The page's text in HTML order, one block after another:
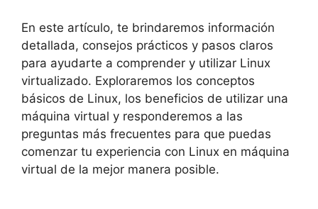
En este artículo, te brindaremos información
detallada, consejos prácticos y pasos claros
para ayudarte a comprender y utilizar Linux
virtualizado. Exploraremos los conceptos
básicos de Linux, los beneficios de utilizar una
máquina virtual y responderemos a las
preguntas más frecuentes para que puedas
comenzar tu experiencia con Linux en máquina
virtual de la mejor manera posible.